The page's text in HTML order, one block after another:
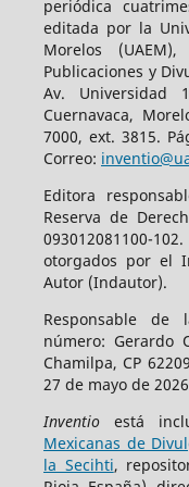
periódica
editada por la
Morelos
Publicaciones y
Av. Universidad
Cuernavaca,
7000, ext. 3815.
Correo:
Editora
Reserva de
093012081100-
otorgados por el
Autor (Indautor).
Responsable
número: Gerardo
Chamilpa, CP
27 de mayo de
Inventioestá
Mexicanas de
la Secihti,